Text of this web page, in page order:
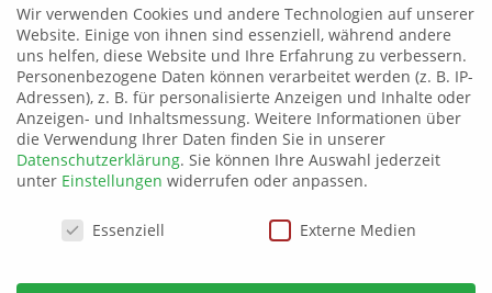
Wir verwenden Cookies und andere Technologien auf unserer
Website. Einige von ihnen sind essenziell, während andere
uns helfen, diese Website und Ihre Erfahrung zu verbessern.
Personenbezogene Daten können verarbeitet werden (z. B. IP-
Adressen), z. B. für personalisierte Anzeigen und Inhalte oder
Anzeigen- und Inhaltsmessung. Weitere Informationen über
die Verwendung Ihrer Daten finden Sie in unserer
Datenschutzerklärung. Sie können Ihre Auswahl jederzeit
unter Einstellungen widerrufen oder anpassen.
Datenschutzeinstellungen
Essenziell Externe Medien